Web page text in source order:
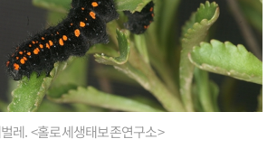
레. <홀로세생태보존연구소>